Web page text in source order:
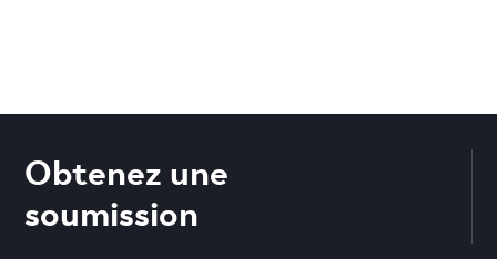
Obtenez une
soumission